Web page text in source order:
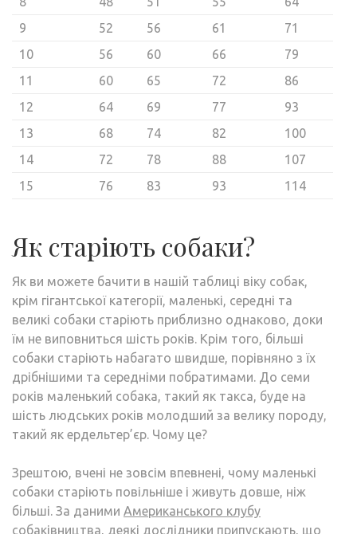
9
52 56 61
71
10
56 60 66
79
11
60 65 72
86
12
64 69 77
93
13
68 74 82
100
14
72 78 88
107
15
76 83 93 114
Як старіють собаки?
Як ви можете бачити в нашій таблиці віку собак,
крім гігантської категорії, маленькі, середні та
великі собаки старіють приблизно однаково, доки
їм не виповниться шість років. Крім того, більші
собаки старіють набагато швидше, порівняно з їх
дрібнішими та середніми побратимами. До семи
років маленький собака, такий як такса, буде на
шість людських років молодший за велику породу,
такий як ердельтер’єр. Чому це?
Зрештою, вчені не зовсім впевнені, чому маленькі
собаки старіють повільніше і живуть довше, ніж
більші. За даними Американського клубу
собаківництва, деякі дослідники припускають, що